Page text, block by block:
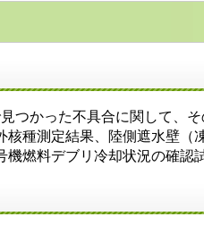
つかった不具合に関して、
種測定結果、陸側遮水壁
燃料デブリ冷却状況の確認